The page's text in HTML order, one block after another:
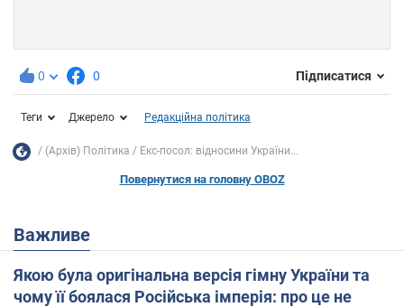
0 0 Підписатися
Теги Джерело Редакційна політика
(Архів) Політика Екс-посол: відносини України...
Повернутися на головну OBOZ
Важливе
Якою була оригінальна версія гімну України та
чому її боялася Російська імперія: про це не